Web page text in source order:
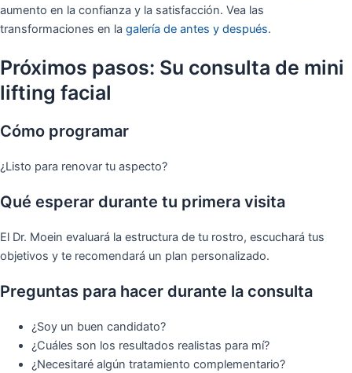
aumento en la confianza y la satisfacción. Vea las
transformaciones en la galería de antes y después.
Próximos pasos: Su consulta de mini
lifting facial
Cómo programar
¿Listo para renovar tu aspecto?
Qué esperar durante tu primera visita
El Dr. Moein evaluará la estructura de tu rostro, escuchará tus
objetivos y te recomendará un plan personalizado.
Preguntas para hacer durante la consulta
¿Soy un buen candidato?
¿Cuáles son los resultados realistas para mí?
¿Necesitaré algún tratamiento complementario?